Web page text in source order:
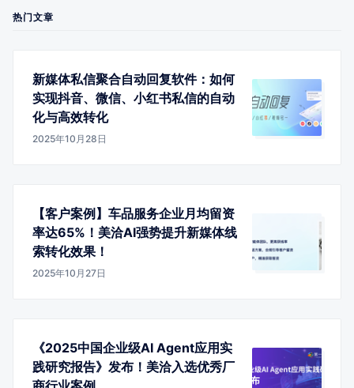
热门文章
新媒体私信聚合自动回复软件：如何
实现抖音、微信、小红书私信的自动
化与高效转化
2025年10月28日
【客户案例】车品服务企业月均留资
率达65%！美洽AI强势提升新媒体线
索转化效果！
2025年10月27日
《2025中国企业级AI Agent应用实
践研究报告》发布！美洽入选优秀厂